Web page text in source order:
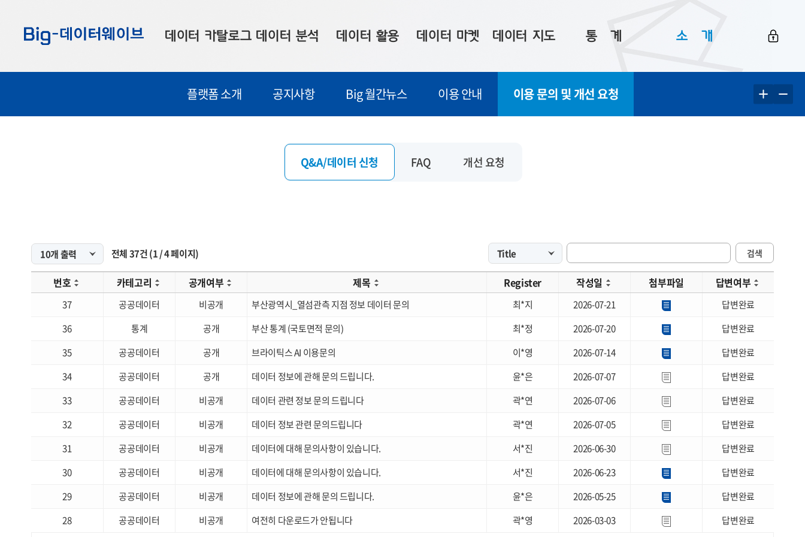
기
기
기
데이터 카탈로그
부산데이터
데이터 분석
우수사례
데이터 활용
시각화 서비스
데이터 마켓
맞춤형 의뢰
참여 기업 홍보
데이터 지도
데이터 현황
통ㅤ계
통계로 보는 부산
소ㅤ개
플랫폼 소개 공지사항 Big 월간뉴스 이용 안내 이용 문의 및 개선 요청
Q&A/데이터 신청 FAQ 개선 요청
전체37건(1/4페이지) 검색
번호 카테고리 공개여부 제목 Register 작성일 첨부파일 답변여부
37 공공데이터 비공개 부산광역시_열섬관측 지점 정보 데이터 문의 최*지 2026-07-21
답변완료
36
통계 공개 부산 통계 (국토면적 문의) 최*정 2026-07-20
답변완료
35
공공데이터 공개 브라이틱스 AI 이용문의 이*영 2026-07-14
답변완료
34
공공데이터 공개 데이터 정보에 관해 문의 드립니다. 윤*은 2026-07-07
답변완료
33
공공데이터 비공개 데이터 관련 정보 문의 드립니다 곽*연 2026-07-06
답변완료
32
공공데이터 비공개 데이터 정보 관련 문의드립니다 곽*연 2026-07-05
답변완료
31
공공데이터 비공개 데이터에 대해 문의사항이 있습니다. 서*진 2026-06-30
답변완료
30
공공데이터 비공개 데이터에 대해 문의사항이 있습니다. 서*진 2026-06-23
답변완료
29
공공데이터 비공개 데이터 정보에 관해 문의 드립니다. 윤*은 2026-05-25
답변완료
28
공공데이터 비공개 여전히 다운로드가 안됩니다 곽*영 2026-03-03 답변완료